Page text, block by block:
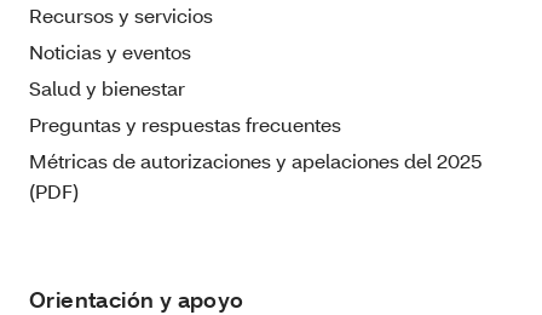
Recursos y servicios
Noticias y eventos
Salud y bienestar
Preguntas y respuestas frecuentes
Métricas de autorizaciones y apelaciones del 2025
(PDF)
Orientación y apoyo